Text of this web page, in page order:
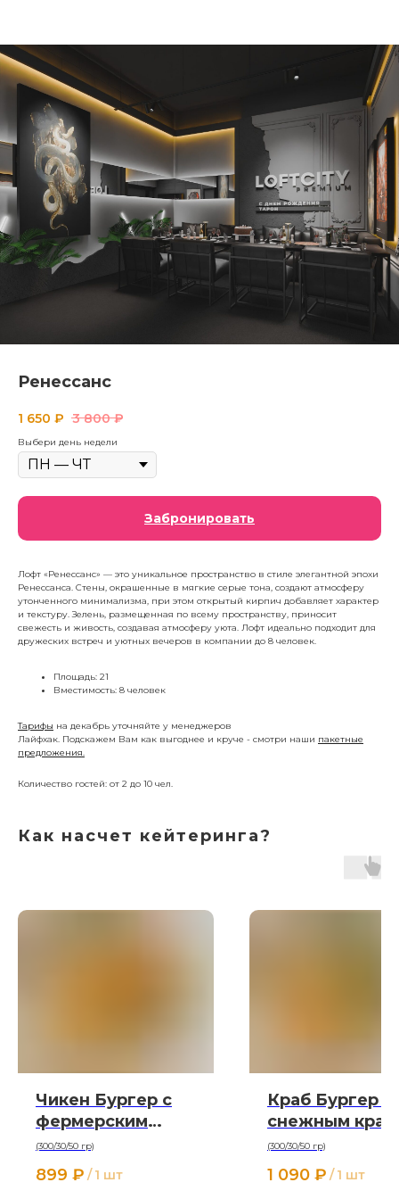
Ренессанс
1 650 ₽ 3 800 ₽
Выбери день недели
Забронировать
Лофт «Ренессанс» — это уникальное пространство в стиле элегантной эпохи
Ренессанса. Стены, окрашенные в мягкие серые тона, создают атмосферу
утонченного минимализма, при этом открытый кирпич добавляет характер
и текстуру. Зелень, размещенная по всему пространству, приносит
свежесть и живость, создавая атмосферу уюта. Лофт идеально подходит для
дружеских встреч и уютных вечеров в компании до 8 человек.
Площадь: 21
Вместимость: 8 человек
Тарифы на декабрь уточняйте у менеджеров
Лайфхак. Подскажем Вам как выгоднее и круче - смотри наши пакетные
предложения.
Количество гостей: от 2 до 10 чел.
Как насчет кейтеринга?
Чикен Бургер с
фермерским
цыплёнком
(300/30/50 гр)
899 ₽ / 1 шт
Краб Бургер
снежным
(300/30/50 гр)
1 090 ₽ / 1 шт